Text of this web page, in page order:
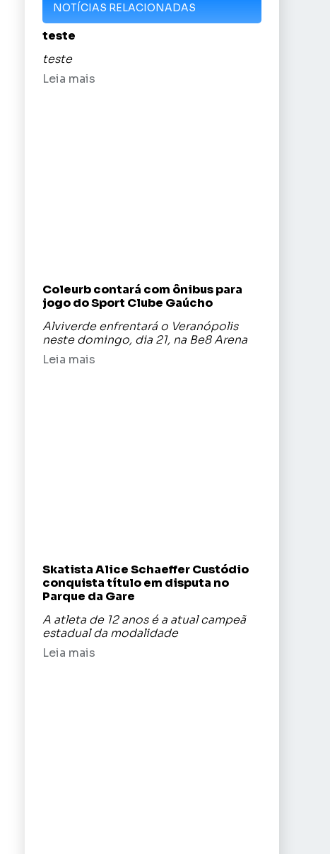
NOTÍCIAS RELACIONADAS
teste
teste
Leia mais
Coleurb contará com ônibus para
jogo do Sport Clube Gaúcho
Alviverde enfrentará o Veranópolis
neste domingo, dia 21, na Be8 Arena
Leia mais
Skatista Alice Schaeffer Custódio
conquista título em disputa no
Parque da Gare
A atleta de 12 anos é a atual campeã
estadual da modalidade
Leia mais